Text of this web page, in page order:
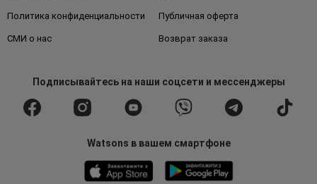
Политика конфиденциальности Публичная оферта
СМИ о нас Возврат заказа
Подписывайтесьна наши соцсети и мессенджеры
Watsons в вашем смартфоне